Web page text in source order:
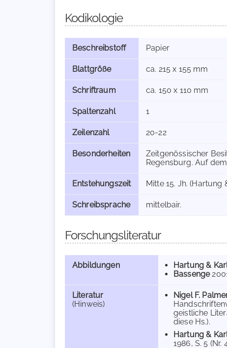
Kodikologie
Beschreibstoff Papier
Blattgröße ca. 215 x 155 mm
Schriftraum ca. 150 x 110 mm
Spaltenzahl 1
Zeilenzahl 20-22
Besonderheiten
Zeitgenössischer
Regensburg. Auf
Entstehungszeit Mitte 15. Jh. (Hartung
Schreibsprache mittelbair.
Forschungsliteratur
Abbildungen Hartung &
Bassenge
Literatur
(Hinweis)
Nigel F.
geistliche
diese Hs.).
Hartung &
1986, S. 5 (Nr.